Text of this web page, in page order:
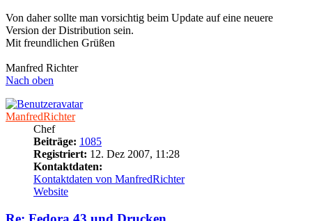
Von daher sollte man vorsichtig beim Update auf eine neuere
Version der Distribution sein.
Mit freundlichen Grüßen
Manfred Richter
Nach oben
ManfredRichter
Chef
Beiträge: 1085
Registriert: 12. Dez 2007, 11:28
Kontaktdaten:
Kontaktdaten von ManfredRichter
Website